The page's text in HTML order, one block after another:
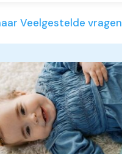
Veelgestelde vragen